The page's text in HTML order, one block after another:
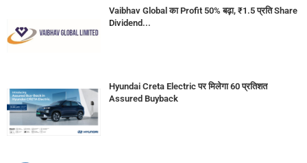
Vaibhav Global का Profit 50% बढ़ा, ₹1.5 प्रति Share
Dividend...
Hyundai Creta Electric पर मिलेगा 60 प्रतिशत
Assured Buyback